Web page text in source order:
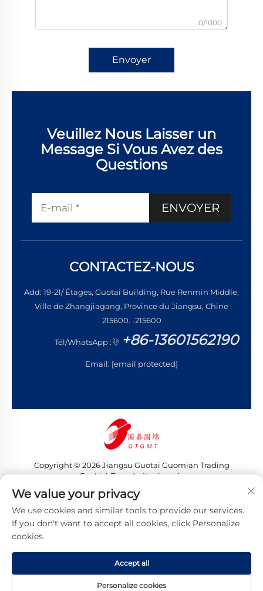
0/1000
Envoyer
Veuillez Nous Laisser un
Message Si Vous Avez des
Questions
ENVOYER
CONTACTEZ-NOUS
Add: 19-21/ Étages, Guotai Building, Rue Renmin Middle,
Ville de Zhangjiagang, Province du Jiangsu, Chine
215600. -215600
Tél/WhatsApp : +86-13601562190
Email: [email protected]
Copyright © 2026 Jiangsu Guotai Guomian Trading
Co., Ltd. Tous droits réservés
Politique de confidentialité
We value your privacy
We use cookies and similar tools to provide our services.
If you don't want to accept all cookies, click Personalize
cookies.
Personalize cookies
Accept all